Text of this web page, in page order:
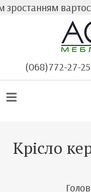
вартості
(068)772-27-25
Крісло